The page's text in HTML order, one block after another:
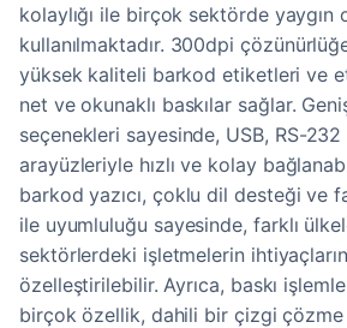
kolaylığı ile birçok sektörde yaygın
kullanılmaktadır. 300dpi
yüksek kaliteli barkod etiketleri ve
net ve okunaklı baskılar sağlar.
seçenekleri sayesinde, USB, RS-
arayüzleriyle hızlı ve kolay
barkod yazıcı, çoklu dil desteği ve
ile uyumluluğu sayesinde, farklı
sektörlerdeki işletmelerin
özelleştirilebilir. Ayrıca, baskı
birçok özellik, dahili bir çizgi çözme